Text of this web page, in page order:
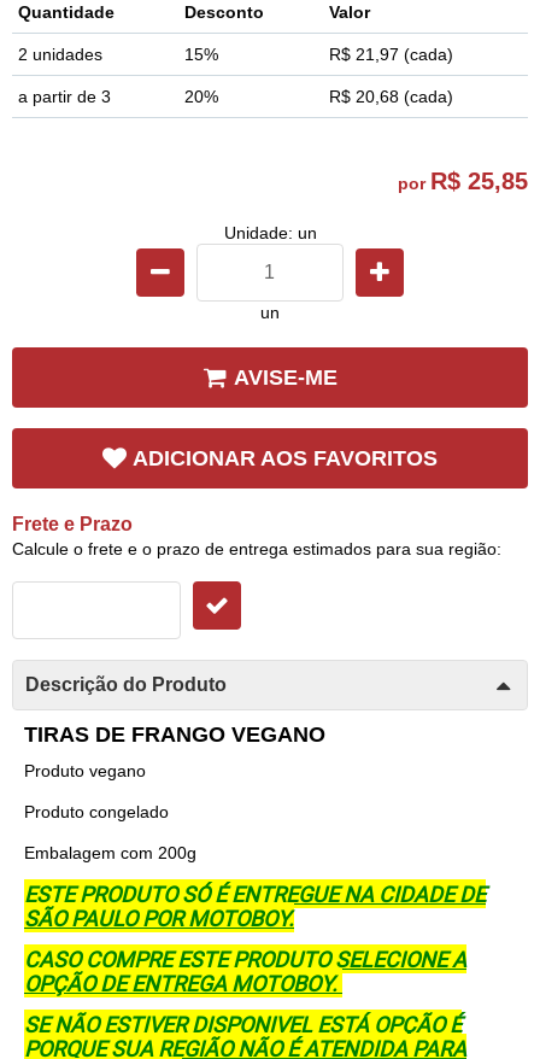
Quantidade Desconto Valor
2 unidades 15% R$ 21,97 (cada)
a partir de 3 20% R$ 20,68 (cada)
por R$ 25,85
Unidade: un
un
AVISE-ME
ADICIONAR AOS FAVORITOS
Frete e Prazo
Calcule o frete e o prazo de entrega estimados para sua região:
Descrição do Produto
TIRAS DE FRANGO VEGANO
Produto vegano
Produto congelado
Embalagem com 200g
ESTE PRODUTO SÓ É ENTREGUE NA CIDADE DE
SÃO PAULO POR MOTOBOY.
CASO COMPRE ESTE PRODUTO SELECIONE A
OPÇÃO DE ENTREGA MOTOBOY.
SE NÃO ESTIVER DISPONIVEL ESTÁ OPÇÃO É
PORQUE SUA REGIÃO NÃO É ATENDIDA PARA